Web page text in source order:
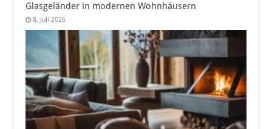
Glasgeländer in modernen Wohnhäusern
8. Juli 2026